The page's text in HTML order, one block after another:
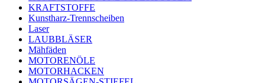
KRAFTSTOFFE
Kunstharz-Trennscheiben
Laser
LAUBBLÄSER
Mähfäden
MOTORENÖLE
MOTORHACKEN